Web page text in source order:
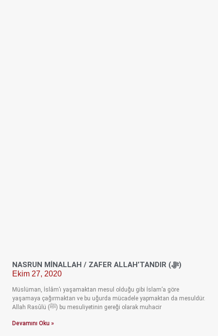
NASRUN MİNALLAH / ZAFER ALLAH’TANDIR (ﷻ)
Ekim 27, 2020
Müslüman, İslâm’ı yaşamaktan mesul olduğu gibi İslam’a göre
yaşamaya çağırmaktan ve bu uğurda mücadele yapmaktan da mesuldür.
Allah Rasûlü (ﷺ) bu mesuliyetinin gereği olarak muhacir
Devamını Oku »